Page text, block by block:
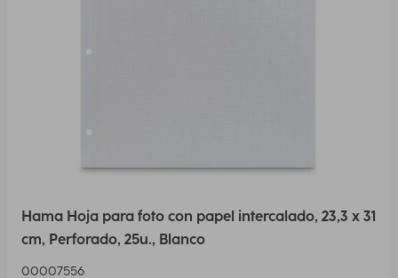
Hama Hoja para foto con papel intercalado, 23,3 x 31
cm, Perforado, 25u., Blanco
00007556